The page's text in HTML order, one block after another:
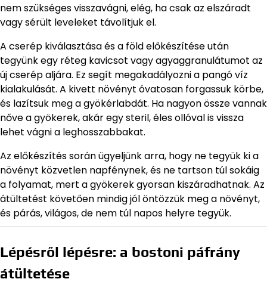
nem szükséges visszavágni, elég, ha csak az elszáradt
vagy sérült leveleket távolítjuk el.
A cserép kiválasztása és a föld előkészítése után
tegyünk egy réteg kavicsot vagy agyaggranulátumot az
új cserép aljára. Ez segít megakadályozni a pangó víz
kialakulását. A kivett növényt óvatosan forgassuk körbe,
és lazítsuk meg a gyökérlabdát. Ha nagyon össze vannak
nőve a gyökerek, akár egy steril, éles ollóval is vissza
lehet vágni a leghosszabbakat.
Az előkészítés során ügyeljünk arra, hogy ne tegyük ki a
növényt közvetlen napfénynek, és ne tartson túl sokáig
a folyamat, mert a gyökerek gyorsan kiszáradhatnak. Az
átültetést követően mindig jól öntözzük meg a növényt,
és párás, világos, de nem túl napos helyre tegyük.
Lépésről lépésre: a bostoni páfrány
átültetése